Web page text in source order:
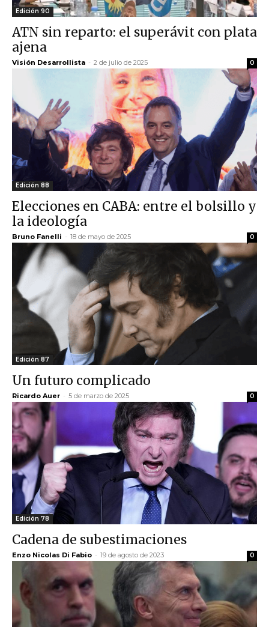
Edición 90
ATN sin reparto: el superávit con plata
ajena
Visión Desarrollista - 2 de julio de 2025 0
Edición 88
Elecciones en CABA: entre el bolsillo y
la ideología
Bruno Fanelli - 18 de mayo de 2025 0
Edición 87
Un futuro complicado
Ricardo Auer - 5 de marzo de 2025 0
Edición 78
Cadena de subestimaciones
Enzo Nicolas Di Fabio - 19 de agosto de 2023 0